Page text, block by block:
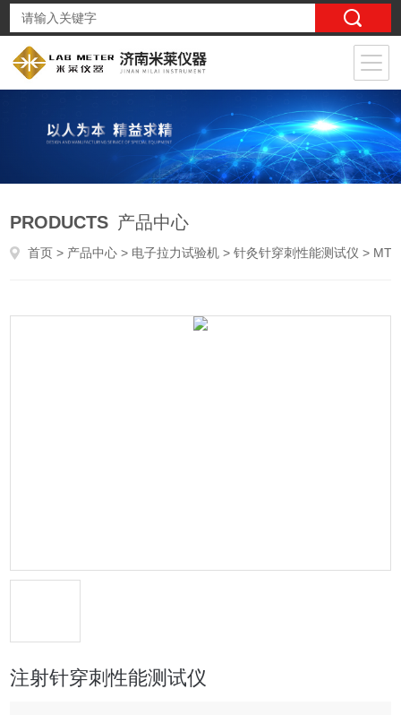
PRODUCTS 产品中心
首页 > 产品中心 > 电子拉力试验机 >针灸针穿刺性能测试仪 > MTL-01注射针穿刺性能测试仪
注射针穿刺性能测试仪